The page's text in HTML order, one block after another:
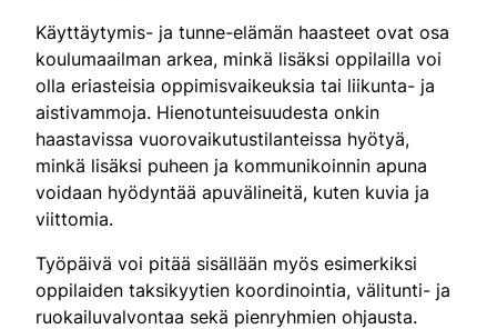
Käyttäytymis- ja tunne-elämän haasteet ovat osa
koulumaailman arkea, minkä lisäksi oppilailla voi
olla eriasteisia oppimisvaikeuksia tai liikunta- ja
aistivammoja. Hienotunteisuudesta onkin
haastavissa vuorovaikutustilanteissa hyötyä,
minkä lisäksi puheen ja kommunikoinnin apuna
voidaan hyödyntää apuvälineitä, kuten kuvia ja
viittomia.
Työpäivä voi pitää sisällään myös esimerkiksi
oppilaiden taksikyytien koordinointia, välitunti- ja
ruokailuvalvontaa sekä pienryhmien ohjausta.